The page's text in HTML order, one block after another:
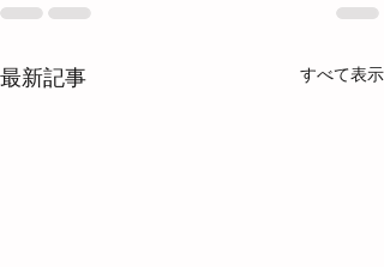
最新記事 すべて表示